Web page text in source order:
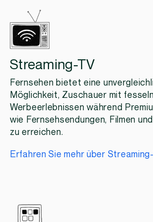
Streaming-TV
Fernsehen bietet eine
Möglichkeit, Zuschauer mit
Werbeerlebnissen während
wie Fernsehsendungen, Filmen
zu erreichen.
Erfahren Sie mehr über